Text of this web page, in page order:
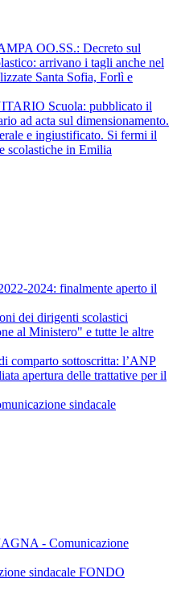
OO.SS.: Decreto sul
arrivano i tagli anche nel
Santa Sofia, Forlì e
Scuola: pubblicato il
ad acta sul dimensionamento.
e ingiustificato. Si fermi il
scolastiche in Emilia
2024: finalmente aperto il
dei dirigenti scolastici
al Ministero" e tutte le altre
comparto sottoscritta: l’ANP
apertura delle trattative per il
sindacale
- Comunicazione
sindacale FONDO